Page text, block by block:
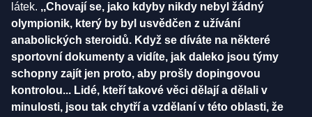
látek. ,,Chovají se, jako kdyby nikdy nebyl žádný
olympionik, který by byl usvědčen z užívání
anabolických steroidů. Když se díváte na některé
sportovní dokumenty a vidíte, jak daleko jsou týmy
schopny zajít jen proto, aby prošly dopingovou
kontrolou... Lidé, kteří takové věci dělají a dělali v
minulosti, jsou tak chytří a vzdělaní v této oblasti, že